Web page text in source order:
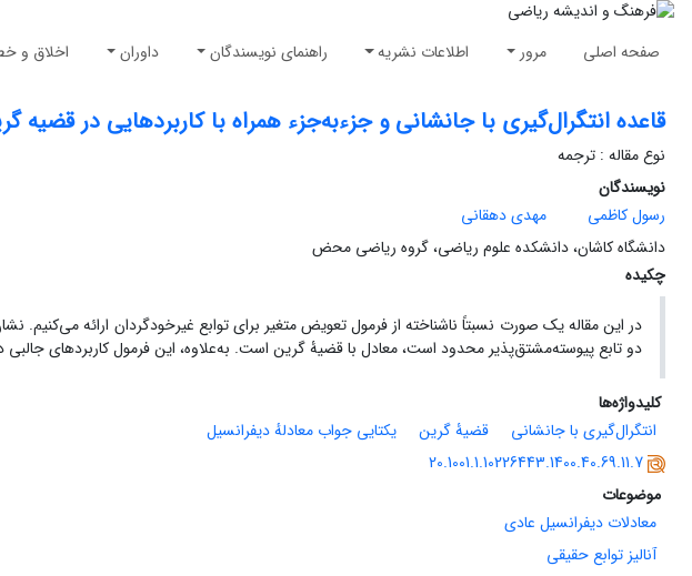
صفحه اصلی مرور اطلاعات نشریه راهنمای نویسندگان داوران اخلاق و
قاعده انتگرال‌گیری با جانشانی و جزء‌به‌جزء همراه با کاربردهایی در
نوع مقاله : ترجمه
نویسندگان
رسول کاظمی
مهدی دهقانی
دانشگاه کاشان، دانشکده علوم ریاضی، گروه ریاضی محض
چکیده
در این مقاله یک صورت نسبتاً ناشناخته از فرمول تعویض متغیر برای توابع غیرخودگردان ارائه می‌کنیم.
دو تابع پیوسته‌مشتق‌پذیر محدود است، معادل با قضیۀ گرین است. به‌علاوه، این فرمول کاربردهای
کلیدواژه‌ها
انتگرال‌گیری‌ با جانشانی
قضیۀ گرین
یکتایی جواب معادلهٔ دیفرانسیل
20.1001.1.10226443.1400.40.69.11.7
موضوعات
معادلات دیفرانسیل عادی
آنالیز توابع حقیقی